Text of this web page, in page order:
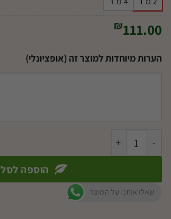
₪111.00
הערות מיוחדות למוצר זה (אופציונלי)
כמות של אפרודיטה
הוספה לסל
שאלו אותנו על המוצר